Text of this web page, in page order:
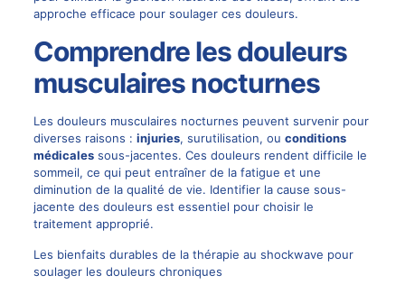
approche efficace pour soulager ces douleurs.
Comprendre les douleurs
musculaires nocturnes
Les douleurs musculaires nocturnes peuvent survenir pour
diverses raisons : injuries, surutilisation, ou conditions
médicalessous-jacentes. Ces douleurs rendent difficile le
sommeil, ce qui peut entraîner de la fatigue et une
diminution de la qualité de vie. Identifier la cause sous-
jacente des douleurs est essentiel pour choisir le
traitement approprié.
Les bienfaits durables de la thérapie au shockwave pour
soulager les douleurs chroniques